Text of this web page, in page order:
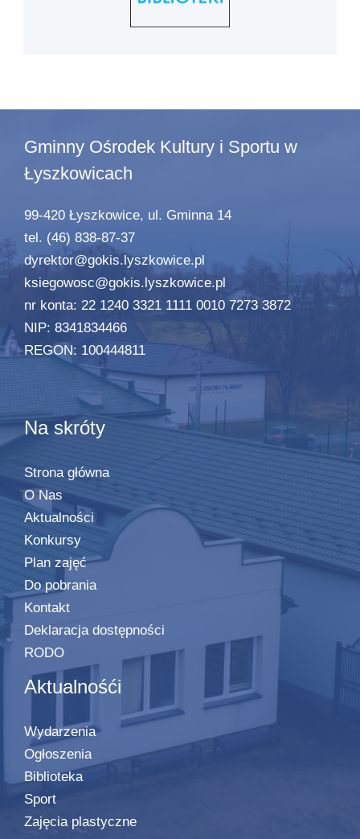
Gminny Ośrodek Kultury i Sportu w
Łyszkowicach
99-420 Łyszkowice, ul. Gminna 14
tel. (46) 838-87-37
dyrektor@gokis.lyszkowice.pl
ksiegowosc@gokis.lyszkowice.pl
nr konta: 22 1240 3321 1111 0010 7273 3872
NIP: 8341834466
REGON: 100444811
Na skróty
Strona główna
O Nas
Aktualności
Konkursy
Plan zajęć
Do pobrania
Kontakt
Deklaracja dostępności
RODO
Aktualnośći
Wydarzenia
Ogłoszenia
Biblioteka
Sport
Zajęcia plastyczne